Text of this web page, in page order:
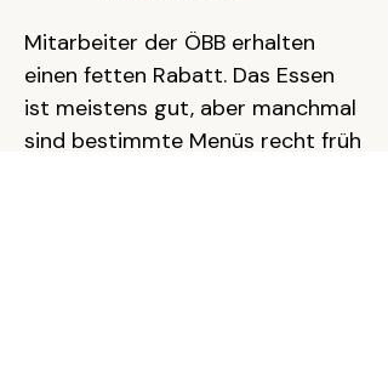
Mitarbeiter der ÖBB erhalten
einen fetten Rabatt. Das Essen
ist meistens gut, aber manchmal
sind bestimmte Menüs recht früh